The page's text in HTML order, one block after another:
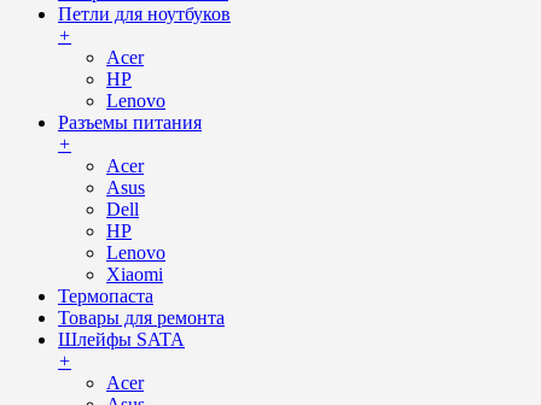
Петли для ноутбуков
+
Acer
HP
Lenovo
Разъемы питания
+
Acer
Asus
Dell
HP
Lenovo
Xiaomi
Термопаста
Товары для ремонта
Шлейфы SATA
+
Acer